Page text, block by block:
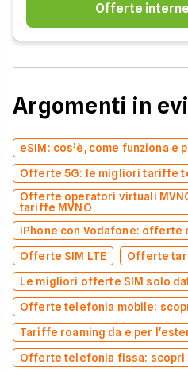
Offerte
Argomenti in
eSIM: cos’è, come funziona e
Offerte 5G: le migliori tariffe
Offerte operatori virtuali
tariffe MVNO
iPhone con Vodafone: offerte
Offerte SIM LTE
Offerte
Le migliori offerte SIM solo
Offerte telefonia mobile:
Tariffe roaming da e per
Offerte telefonia fissa: